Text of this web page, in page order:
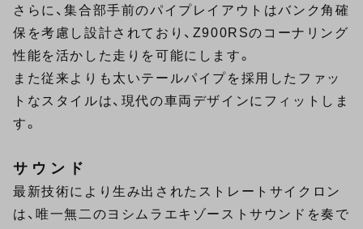
さらに、集合部手前のパイプレイアウトはバンク角確
保を考慮し設計されており、Z900RSのコーナリング
性能を活かした走りを可能にします。
また従来よりも太いテールパイプを採用したファッ
トなスタイルは、現代の車両デザインにフィットしま
す。
サウンド
最新技術により生み出されたストレートサイクロン
は、唯一無二のヨシムラエキゾーストサウンドを奏で